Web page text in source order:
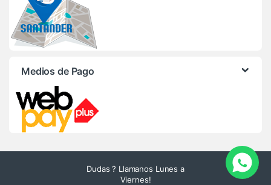
Medios de Pago
Dudas ? Llamanos Lunes a
Viernes!